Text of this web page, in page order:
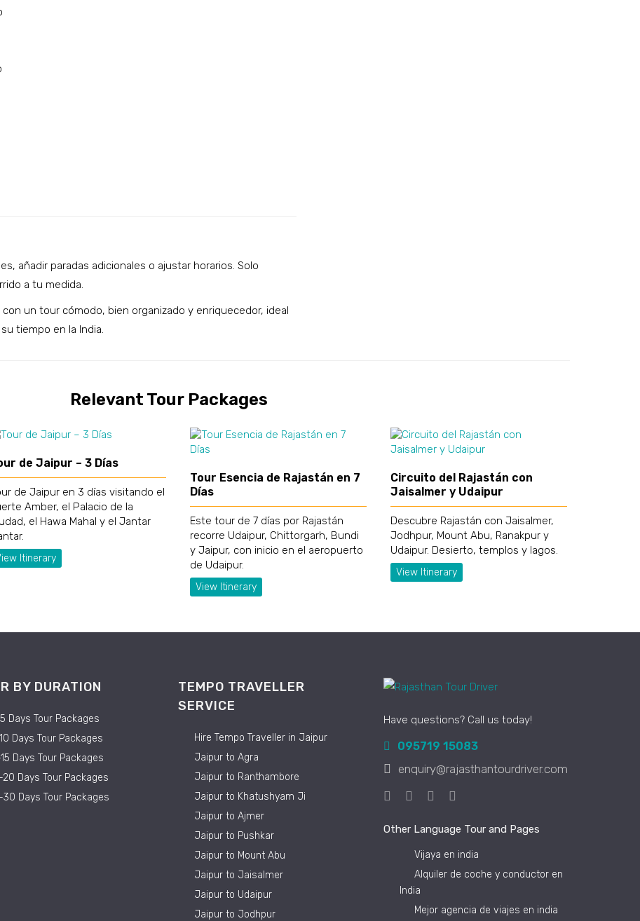
añadir paradas adicionales o ajustar horarios. Solo
a tu medida.
un tour cómodo, bien organizado y enriquecedor, ideal
tiempo en la India.
Relevant Tour Packages
de Jaipur – 3 Días
de Jaipur en 3 días visitando el
Amber, el Palacio de la
el Hawa Mahal y el Jantar
Itinerary
Tour Esencia de Rajastán en 7
Días
Este tour de 7 días por Rajastán
recorre Udaipur, Chittorgarh, Bundi
y Jaipur, con inicio en el aeropuerto
de Udaipur.
View Itinerary
Circuito del Rajastán con
Jaisalmer y Udaipur
Descubre Rajastán con Jaisalmer,
Jodhpur, Mount Abu, Ranakpur y
Udaipur. Desierto, templos y lagos.
View Itinerary
BY DURATION
Days Tour Packages
Days Tour Packages
15 Days Tour Packages
20 Days Tour Packages
30 Days Tour Packages
TEMPO TRAVELLER
SERVICE
Hire Tempo Traveller in Jaipur
Jaipur to Agra
Jaipur to Ranthambore
Jaipur to Khatushyam Ji
Jaipur to Ajmer
Jaipur to Pushkar
Jaipur to Mount Abu
Jaipur to Jaisalmer
Jaipur to Udaipur
Jaipur to Jodhpur
Have questions? Call us today!
095719 15083
enquiry@rajasthantourdriver.com
Other Language Tour and Pages
Vijaya en india
Alquiler de coche y conductor en
India
Mejor agencia de viajes en india